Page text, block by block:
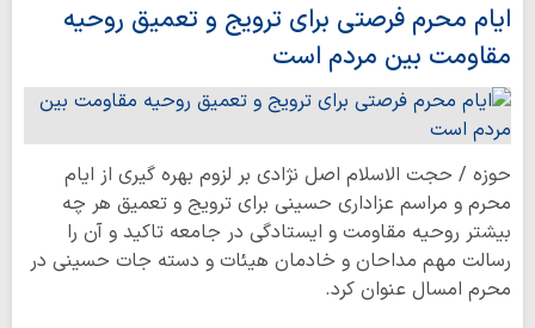
ایام محرم فرصتی برای ترویج و تعمیق روحیه
مقاومت بین مردم است
حوزه / حجت الاسلام اصل نژادی بر لزوم بهره گیری از ایام
محرم و مراسم عزاداری حسینی برای ترویج و تعمیق هر چه
بیشتر روحیه مقاومت و ایستادگی در جامعه تاکید و آن را
رسالت مهم مداحان و خادمان هیئات و دسته جات حسینی در
محرم امسال عنوان کرد.